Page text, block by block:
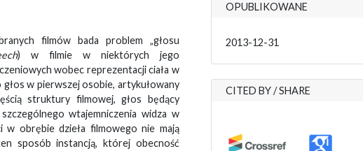
filmów bada problem „głosu
) w filmie w niektórych jego
wobec reprezentacji ciała w
w pierwszej osobie, artykułowany
struktury filmowej, głos będący
wtajemniczenia widza w
obrębie dzieła filmowego nie mają
sposób instancją, której obecność
OPUBLIKOWANE
2013-12-31
CITED BY / SHARE